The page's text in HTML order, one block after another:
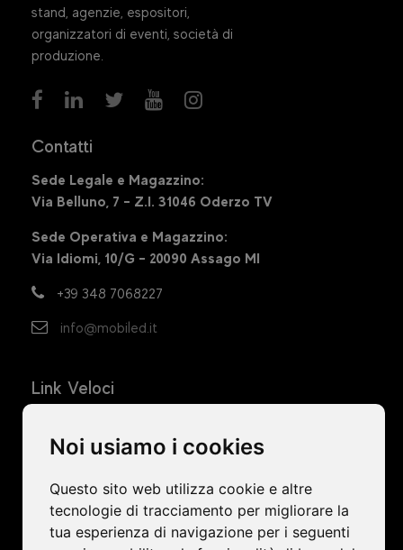
Noi usiamo i cookies
Questo sito web utilizza cookie e altre
tecnologie di tracciamento per migliorare la
tua esperienza di navigazione per i seguenti
stand, agenzie, espositori,
organizzatori di eventi, società di
produzione.
Contatti
Sede Legale e Magazzino:
Via Belluno, 7 – Z.I. 31046 Oderzo TV
Sede Operativa e Magazzino:
Via Idiomi, 10/G – 20090 Assago MI
+39 348 7068227
info@mobiled.it
Link Veloci
Azienda
Ledwall
Progetti